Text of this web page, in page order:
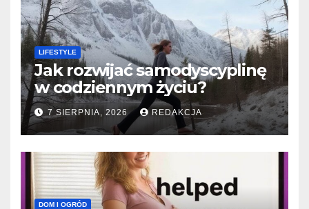
LIFESTYLE
Jak rozwijać samodyscyplinę
w codziennym życiu?
7 SIERPNIA, 2026 REDAKCJA
DOM I OGRÓD